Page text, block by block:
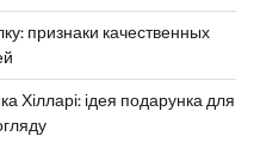
признаки качественных
Хілларі: ідея подарунка для